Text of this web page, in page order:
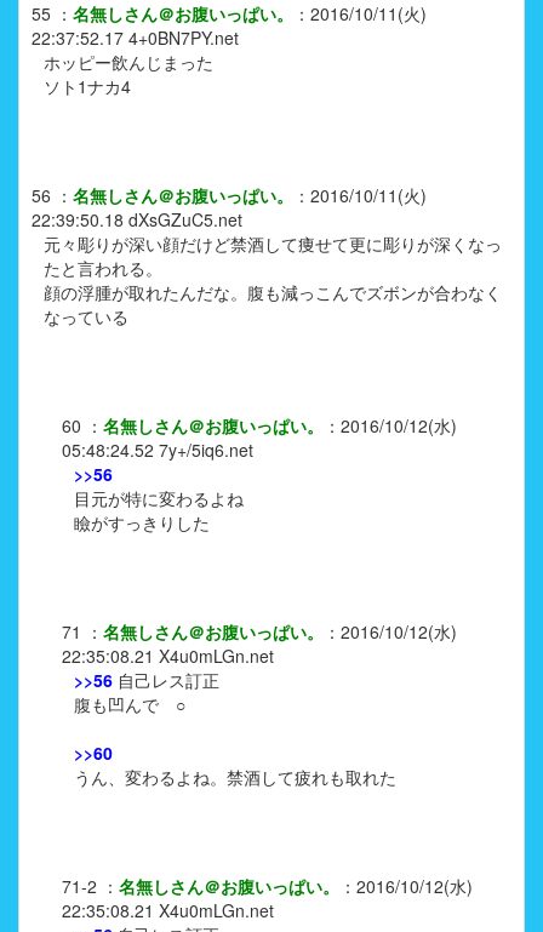
55 ： 名無しさん＠お腹いっぱい。 ： 2016/10/11(火)
22:37:52.17 4+0BN7PY.net
ホッピー飲んじまった
ソト1ナカ4
56 ： 名無しさん＠お腹いっぱい。 ： 2016/10/11(火)
22:39:50.18 dXsGZuC5.net
元々彫りが深い顔だけど禁酒して痩せて更に彫りが深くなっ
たと言われる。
顔の浮腫が取れたんだな。腹も減っこんでズボンが合わなく
なっている
60 ： 名無しさん＠お腹いっぱい。 ： 2016/10/12(水)
05:48:24.52 7y+/5iq6.net
>>56
目元が特に変わるよね
瞼がすっきりした
71 ： 名無しさん＠お腹いっぱい。 ： 2016/10/12(水)
22:35:08.21 X4u0mLGn.net
>>56 自己レス訂正
腹も凹んで ○
>>60
うん、変わるよね。禁酒して疲れも取れた
71-2 ： 名無しさん＠お腹いっぱい。 ： 2016/10/12(水)
22:35:08.21 X4u0mLGn.net